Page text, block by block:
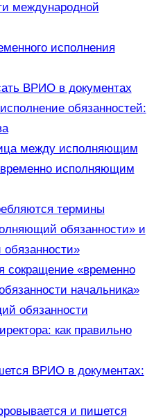
международной
исполнения
ВРИО в документах
обязанностей:
между исполняющим
исполняющим
термины
обязанности» и
сокращение «временно
начальника»
обязанности
как правильно
ВРИО в документах:
и пишется